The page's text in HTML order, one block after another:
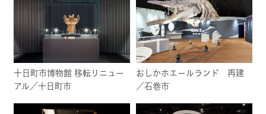
十日町市博物館 移転リニュー
アル／十日町市
おしかホエールランド 再建
／石巻市